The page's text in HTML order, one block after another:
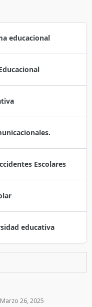
educacional
Escolares
educativa
Marzo 26, 2025